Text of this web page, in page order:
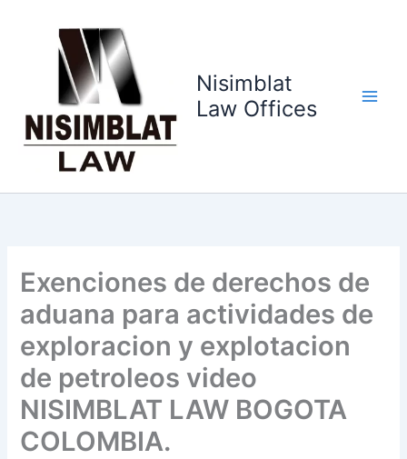
contenido
Nisimblat
Law Offices
Exenciones de derechos de
aduana para actividades de
exploracion y explotacion
de petroleos video
NISIMBLAT LAW BOGOTA
COLOMBIA.